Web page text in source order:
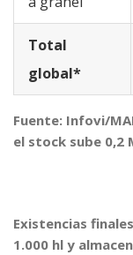
Total
global*
Fuente: Infovi/
el stock sube 0,2
Existencias
1.000 hl y